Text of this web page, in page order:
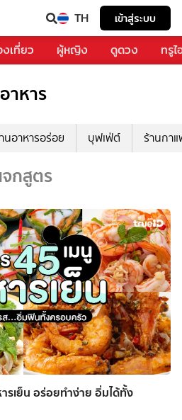
TH เข้าสู่ระบบ
เที่ยว ผู้หญิง ดูดวง ทรู
อาหาร
นอาหารอร่อย บุฟเฟ่ต์ ร้านกา
กสูตร
รเย็น อร่อยทำง่าย อิ่มได้ทั้ง